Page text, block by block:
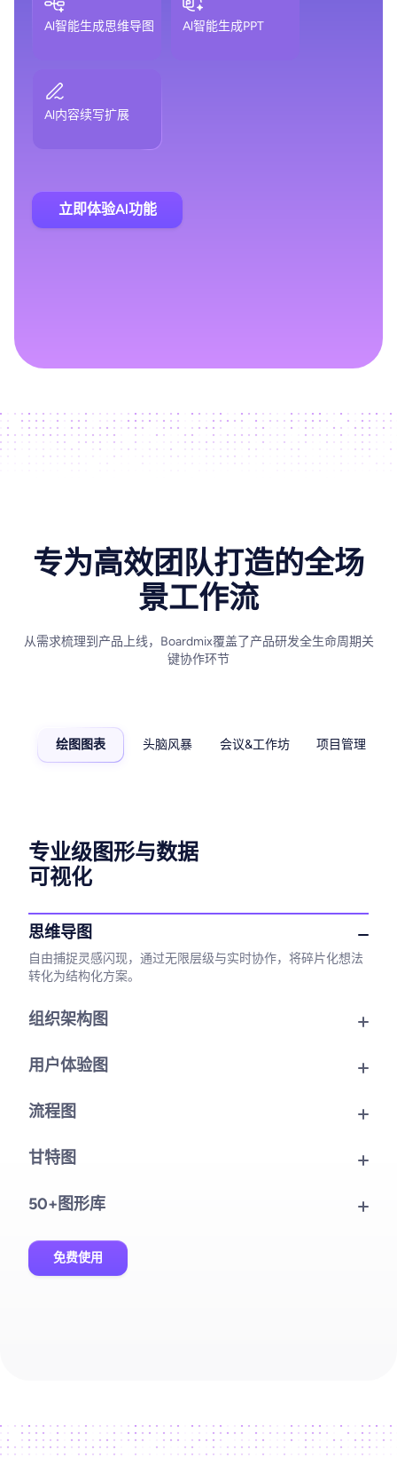
Al智能生成思维导图 Al智能生成PPT
Al内容续写扩展
立即体验Al功能
专为高效团队打造的全场
景工作流
从需求梳理到产品上线，Boardmix覆盖了产品研发全生命周期关
键协作环节
绘图图表 头脑风暴 会议&工作坊 项目管理
专业级图形与数据
可视化
思维导图
自由捕捉灵感闪现，通过无限层级与实时协作，将碎片化想法
转化为结构化方案。
组织架构图
理脉络清晰可见。
用户体验图
的深度优化。
流程图
画布上丝滑对接。
甘特图
资源配置最优解。
50+图形库
场景绘图需求。
免费使用